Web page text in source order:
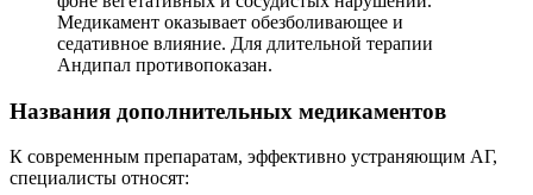
Медикамент оказывает обезболивающее и
седативное влияние. Для длительной терапии
Андипал противопоказан.
Названия дополнительных медикаментов
К современным препаратам, эффективно устраняющим АГ,
специалисты относят: